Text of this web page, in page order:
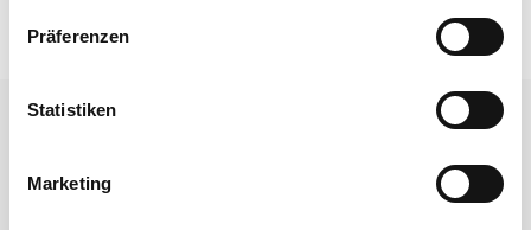
Präferenzen
Statistiken
Marketing
JETZT BESTELLEN UND PROFITIEREN